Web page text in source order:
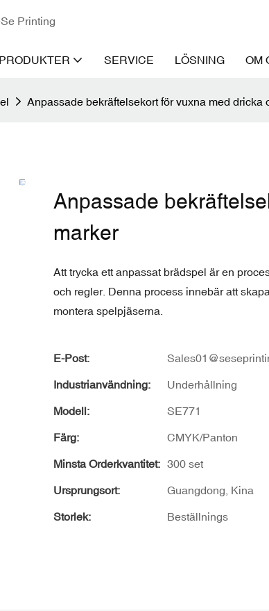
Printing
PRODUKTER SERVICE LÖSNING OM
Anpassade bekräftelsekort för vuxna med dricka
Anpassade
marker
Att trycka ett anpassat brädspel är en
och regler. Denna process innebär att
montera spelpjäserna.
E-Post:
Industrianvändning: Underhållning
Modell: SE771
Färg: CMYK/Panton
Minsta Orderkvantitet: 300 set
Ursprungsort: Guangdong, Kina
Storlek: Beställnings